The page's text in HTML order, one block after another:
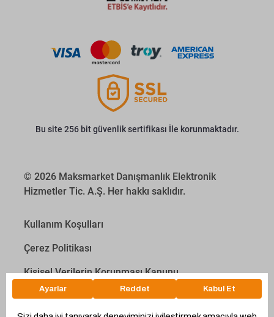
Bu site 256 bit güvenlik sertifikası İle korunmaktadır.
© 2026 Maksmarket Danışmanlık Elektronik
Hizmetler Tic. A.Ş. Her hakkı saklıdır.
Kullanım Koşulları
Çerez Politikası
Kişisel Verilerin Korunması Kanunu
İletişim Aydınlatma Metni